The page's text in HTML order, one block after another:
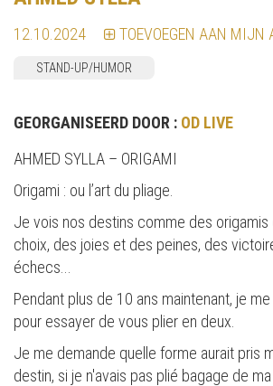
12.10.2024 TOEVOEGEN AAN MIJN
STAND-UP/HUMOR
GEORGANISEERD DOOR : OD LIVE
AHMED SYLLA – ORIGAMI
Origami : ou l’art du pliage.
Je vois nos destins comme des origamis
choix, des joies et des peines, des
échecs...
Pendant plus de 10 ans maintenant, je
pour essayer de vous plier en deux.
Je me demande quelle forme aurait pris
destin, si je n'avais pas plié bagage de ma